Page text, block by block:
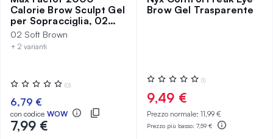
Calorie Brow Sculpt Gel
per Sopracciglia, 02
Soft Brown
02 Soft Brown
+ 2 varianti
Valutazione:
0%
(0)
6,79 €
con codice WOW
7,99 €
Brow Gel Trasparente
Valutazione:
0%
(1)
9,49 €
Prezzo normale: 11,99 €
Prezzo più basso: 7,59 €